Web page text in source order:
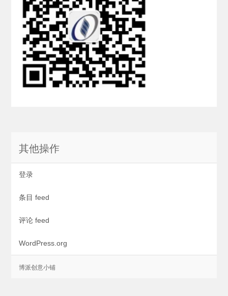
其他操作
登录
条目 feed
评论 feed
WordPress.org